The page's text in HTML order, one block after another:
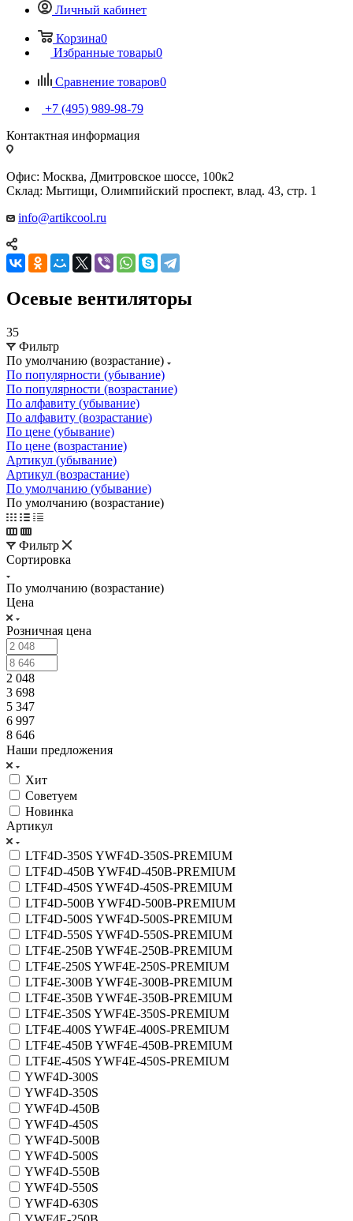
Личный кабинет
Корзина0
Избранные товары0
Сравнение товаров0
+7 (495) 989-98-79
Контактная информация
Офис: Москва, Дмитровское шоссе, 100к2
Склад: Мытищи, Олимпийский проспект, влад. 43, стр. 1
info@artikcool.ru
Осевые вентиляторы
35
Фильтр
По умолчанию (возрастание)
По популярности (убывание)
По популярности (возрастание)
По алфавиту (убывание)
По алфавиту (возрастание)
По цене (убывание)
По цене (возрастание)
Артикул (убывание)
Артикул (возрастание)
По умолчанию (убывание)
По умолчанию (возрастание)
Фильтр
Сортировка
По умолчанию (возрастание)
Цена
Розничная цена
2 048
3 698
5 347
6 997
8 646
Наши предложения
Хит
Советуем
Новинка
Артикул
LTF4D-350S YWF4D-350S-PREMIUM
LTF4D-450B YWF4D-450B-PREMIUM
LTF4D-450S YWF4D-450S-PREMIUM
LTF4D-500B YWF4D-500B-PREMIUM
LTF4D-500S YWF4D-500S-PREMIUM
LTF4D-550S YWF4D-550S-PREMIUM
LTF4E-250B YWF4E-250B-PREMIUM
LTF4E-250S YWF4E-250S-PREMIUM
LTF4E-300B YWF4E-300B-PREMIUM
LTF4E-350B YWF4E-350B-PREMIUM
LTF4E-350S YWF4E-350S-PREMIUM
LTF4E-400S YWF4E-400S-PREMIUM
LTF4E-450B YWF4E-450B-PREMIUM
LTF4E-450S YWF4E-450S-PREMIUM
YWF4D-300S
YWF4D-350S
YWF4D-450B
YWF4D-450S
YWF4D-500B
YWF4D-500S
YWF4D-550B
YWF4D-550S
YWF4D-630S